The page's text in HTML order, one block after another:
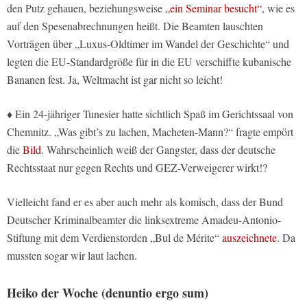
den Putz gehauen, beziehungsweise„ein Seminar besucht“, wie es
auf den Spesenabrechnungen heißt. Die Beamten lauschten
Vorträgen über „Luxus-Oldtimer im Wandel der Geschichte“ und
legten die EU-Standardgröße für in die EU verschiffte kubanische
Bananen fest. Ja, Weltmacht ist gar nicht so leicht!
♦ Ein 24-jähriger Tunesier hatte sichtlich Spaß im Gerichtssaal von
Chemnitz. „Was gibt’s zu lachen, Macheten-Mann?“ fragte empört
dieBild. Wahrscheinlich weiß der Gangster, dass der deutsche
Rechtsstaat nur gegen Rechts und GEZ-Verweigerer wirkt!?
Vielleicht fand er es aber auch mehr als komisch, dass der Bund
Deutscher Kriminalbeamter die linksextreme Amadeu-Antonio-
Stiftung mit dem Verdienstorden „Bul de Mérite“auszeichnete. Da
mussten sogar wir laut lachen.
Heiko der Woche (denuntio ergo sum)